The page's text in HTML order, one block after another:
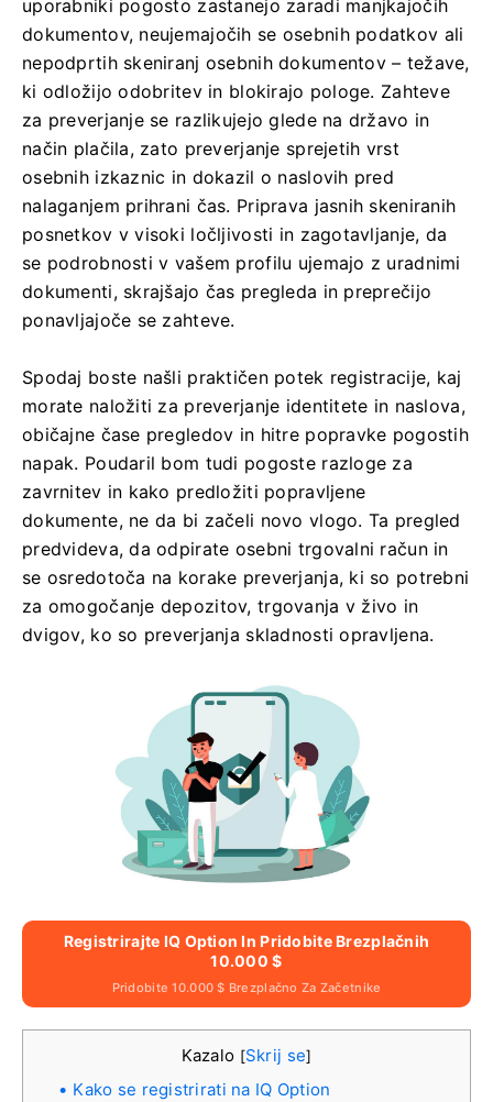
uporabniki pogosto zastanejo zaradi manjkajočih
dokumentov, neujemajočih se osebnih podatkov ali
nepodprtih skeniranj osebnih dokumentov – težave,
ki odložijo odobritev in blokirajo pologe. Zahteve
za preverjanje se razlikujejo glede na državo in
način plačila, zato preverjanje sprejetih vrst
osebnih izkaznic in dokazil o naslovih pred
nalaganjem prihrani čas. Priprava jasnih skeniranih
posnetkov v visoki ločljivosti in zagotavljanje, da
se podrobnosti v vašem profilu ujemajo z uradnimi
dokumenti, skrajšajo čas pregleda in preprečijo
ponavljajoče se zahteve.
Spodaj boste našli praktičen potek registracije, kaj
morate naložiti za preverjanje identitete in naslova,
običajne čase pregledov in hitre popravke pogostih
napak. Poudaril bom tudi pogoste razloge za
zavrnitev in kako predložiti popravljene
dokumente, ne da bi začeli novo vlogo. Ta pregled
predvideva, da odpirate osebni trgovalni račun in
se osredotoča na korake preverjanja, ki so potrebni
za omogočanje depozitov, trgovanja v živo in
dvigov, ko so preverjanja skladnosti opravljena.
Registrirajte IQ Option In Pridobite Brezplačnih
10.000 $
Pridobite 10.000 $ Brezplačno Za Začetnike
Kazalo [Skrij se]
Kako se registrirati na IQ Option